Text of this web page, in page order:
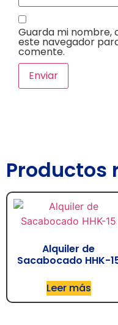
Guarda mi nombre,
este navegador
comente.
Productos
Alquiler de
Sacabocado HHK-
Leer más